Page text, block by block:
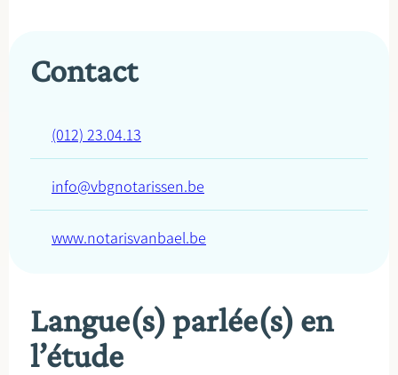
Contact
(012) 23.04.13
info@vbgnotarissen.be
www.notarisvanbael.be
Langue(s) parlée(s) en
l’étude